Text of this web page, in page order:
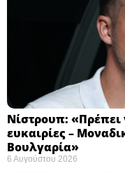
Νίστρουπ: «Πρέπει
ευκαιρίες –
Βουλγαρία» ​
6 Αυγούστου 2026